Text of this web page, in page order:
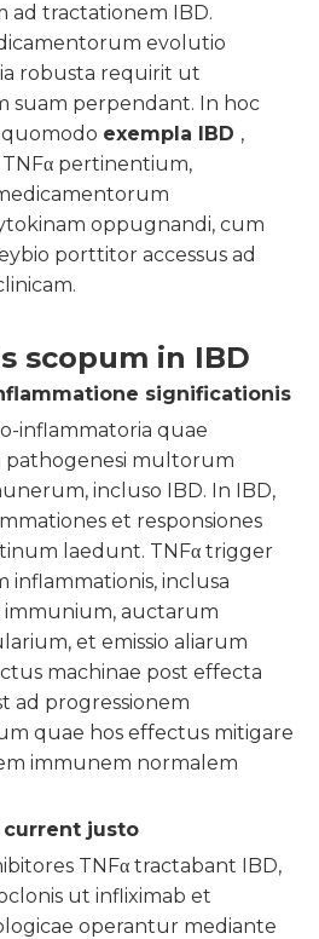
ad tractationem IBD.
evolutio
robusta requirit ut
suam perpendant. In hoc
exempla IBD ,
pertinentium,
oppugnandi, cum
porttitor accessus ad
scopum in IBD
significationis
inflammatoria quae
pathogenesi multorum
incluso IBD. In IBD,
et responsiones
laedunt. TNFα trigger
inflammationis, inclusa
auctarum
et emissio aliarum
machinae post effecta
ad progressionem
quae hos effectus mitigare
immunem normalem
current justo
TNFα tractabant IBD,
ut infliximab et
operantur mediante